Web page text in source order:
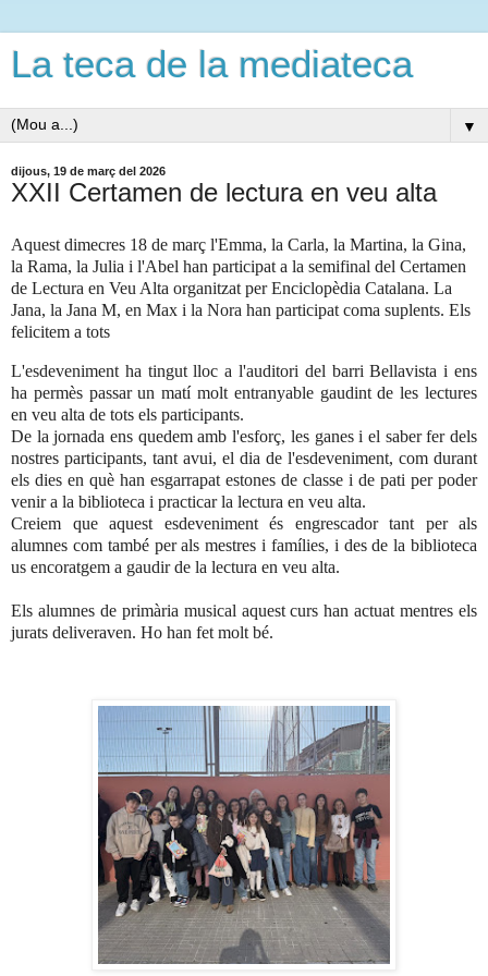
La teca de la mediateca
▼
dijous, 19 de març del 2026
XXII Certamen de lectura en veu alta
Aquest dimecres 18 de març l'Emma, la Carla, la Martina, la Gina,
la Rama, la Julia i l'Abel han participat a la semifinal del Certamen
de Lectura en Veu Alta organitzat per Enciclopèdia Catalana. La
Jana, la Jana M, en Max i la Nora han participat coma suplents. Els
felicitem a tots
L'esdeveniment ha tingut lloc a l'auditori del barri Bellavista i ens
ha permès passar un matí molt entranyable gaudint de les lectures
en veu alta de tots els participants.
De la jornada ens quedem amb l'esforç, les ganes i el saber fer dels
nostres participants, tant avui, el dia de l'esdeveniment, com durant
els dies en què han esgarrapat estones de classe i de pati per poder
venir a la biblioteca i practicar la lectura en veu alta.
Creiem que aquest esdeveniment és engrescador tant per als
alumnes com també per als mestres i famílies, i des de la biblioteca
us encoratgem a gaudir de la lectura en veu alta.
Els alumnes de primària musical aquest curs han actuat mentres els
jurats deliveraven. Ho han fet molt bé.